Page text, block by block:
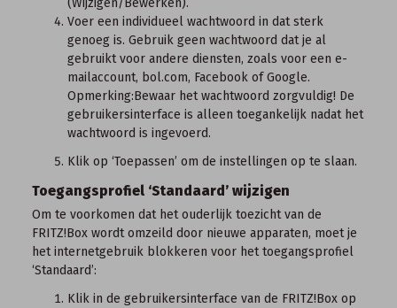
Voer een individueel wachtwoord in dat sterk
genoeg is. Gebruik geen wachtwoord dat je al
gebruikt voor andere diensten, zoals voor een e-
mailaccount, bol.com, Facebook of Google.
Opmerking:Bewaar het wachtwoord zorgvuldig! De
gebruikersinterface is alleen toegankelijk nadat het
wachtwoord is ingevoerd.
Klik op ‘Toepassen’ om de instellingen op te slaan.
Toegangsprofiel ‘Standaard’ wijzigen
Om te voorkomen dat het ouderlijk toezicht van de
FRITZ!Box wordt omzeild door nieuwe apparaten, moet je
het internetgebruik blokkeren voor het toegangsprofiel
‘Standaard’:
Klik in de gebruikersinterface van de FRITZ!Box op